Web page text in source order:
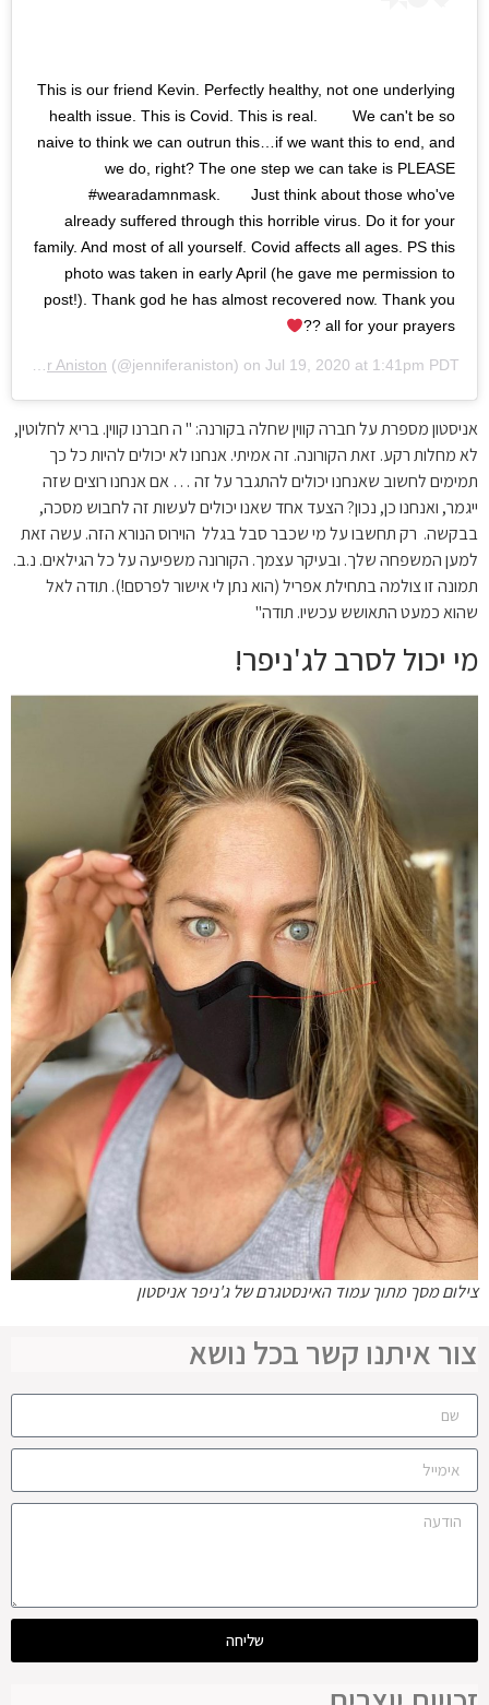
This is our friend Kevin. Perfectly healthy, not one underlying
health issue. This is Covid. This is real. ⠀ ⠀ We can't be so
naive to think we can outrun this…if we want this to end, and
we do, right? The one step we can take is PLEASE
#wearadamnmask.⠀ ⠀ Just think about those who've
already suffered through this horrible virus. Do it for your
family. And most of all yourself. Covid affects all ages. PS this
photo was taken in early April (he gave me permission to
post!). Thank god he has almost recovered now. Thank you
all for your prayers ??
Jennifer Aniston (@jenniferaniston) on Jul 19, 2020 at 1:41pm PDT
אניסטון מספרת על חברה קווין שחלה בקורנה: "ה חברנו קווין. בריא לחלוטין,
לא מחלות רקע. זאת הקורונה. זה אמיתי.אנחנו לא יכולים להיות כל כך
תמימים לחשוב שאנחנו יכולים להתגבר על זה … אם אנחנו רוצים שזה
ייגמר, ואנחנו כן, נכון? הצעד אחד שאנו יכולים לעשות זה לחבוש מסכה,
בבקשה. רק תחשבו על מי שכבר סבל בגלל הוירוס הנורא הזה. עשה זאת
למען המשפחה שלך. ובעיקר עצמך. הקורונה משפיעה על כל הגילאים. נ.ב.
תמונה זו צולמה בתחילת אפריל (הוא נתן לי אישור לפרסם!). תודה לאל
שהוא כמעט התאושש עכשיו. תודה"
מי יכול לסרב לג'ניפר!
צילום מסך מתוך עמוד האינסטגרם של ג'ניפר אניסטון
צור איתנו קשר בכל נושא
שליחה